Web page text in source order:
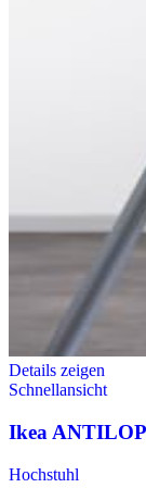
Details zeigen
Schnellansicht
Ikea
Hochstuhl